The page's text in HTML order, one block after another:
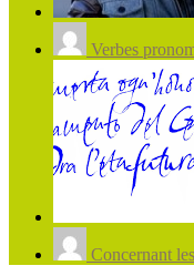
Verbes
Concernant